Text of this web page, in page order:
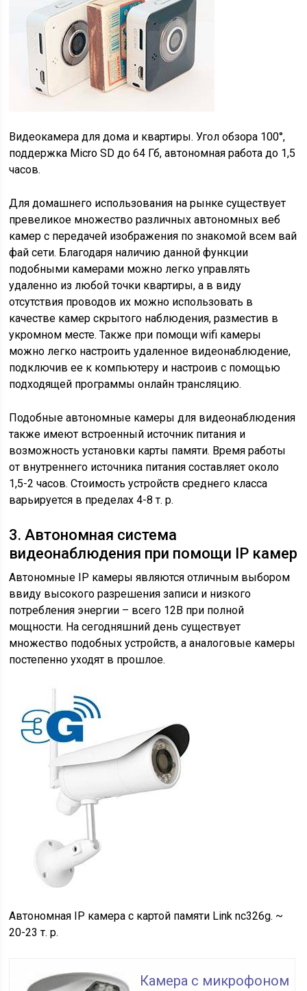
Видеокамера для дома и квартиры. Угол обзора 100°,
поддержка Micro SD до 64 Гб, автономная работа до 1,5
часов.
Для домашнего использования на рынке существует
превеликое множество различных автономных веб
камер с передачей изображения по знакомой всем вай
фай сети. Благодаря наличию данной функции
подобными камерами можно легко управлять
удаленно из любой точки квартиры, а в виду
отсутствия проводов их можно использовать в
качестве камер скрытого наблюдения, разместив в
укромном месте. Также при помощи wifi камеры
можно легко настроить удаленное видеонаблюдение,
подключив ее к компьютеру и настроив с помощью
подходящей программы онлайн трансляцию.
Подобные автономные камеры для видеонаблюдения
также имеют встроенный источник питания и
возможность установки карты памяти. Время работы
от внутреннего источника питания составляет около
1,5-2 часов. Стоимость устройств среднего класса
варьируется в пределах 4-8 т. р.
3. Автономная система
видеонаблюдения при помощи IP камер
Автономные IP камеры являются отличным выбором
ввиду высокого разрешения записи и низкого
потребления энергии – всего 12В при полной
мощности. На сегодняшний день существует
множество подобных устройств, а аналоговые камеры
постепенно уходят в прошлое.
Автономная IP камера с картой памяти Link nc326g. ~
20-23 т. р.
Камера с микрофоном